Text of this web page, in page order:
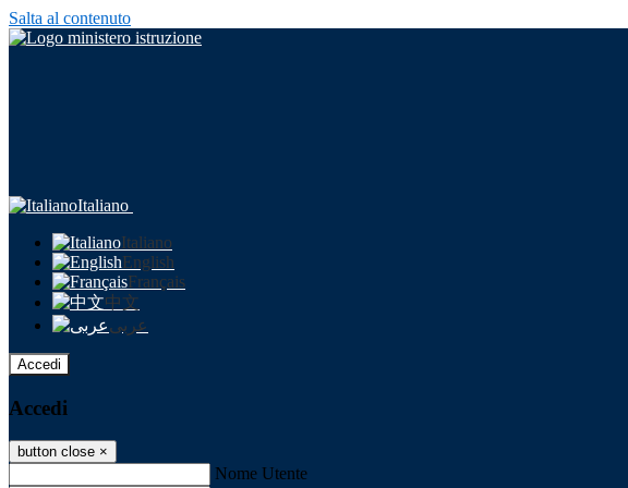
Salta al contenuto
Italiano
Italiano
English
Français
中文
عربى
Accedi
Accedi
button close ×
Nome Utente